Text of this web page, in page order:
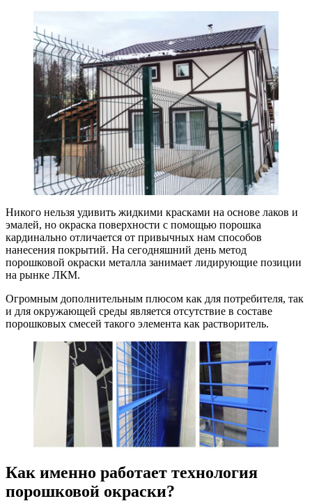
Никого нельзя удивить жидкими красками на основе лаков и
эмалей, но окраска поверхности с помощью порошка
кардинально отличается от привычных нам способов
нанесения покрытий. На сегодняшний день метод
порошковой окраски металла занимает лидирующие позиции
на рынке ЛКМ.
Огромным дополнительным плюсом как для потребителя, так
и для окружающей среды является отсутствие в составе
порошковых смесей такого элемента как растворитель.
Как именно работает технология
порошковой окраски?